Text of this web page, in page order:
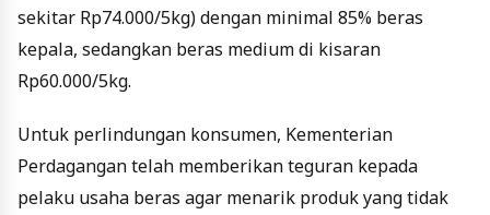
sekitar Rp74.000/5kg) dengan minimal 85% beras
kepala, sedangkan beras medium di kisaran
Rp60.000/5kg.
Untuk perlindungan konsumen, Kementerian
Perdagangan telah memberikan teguran kepada
pelaku usaha beras agar menarik produk yang tidak